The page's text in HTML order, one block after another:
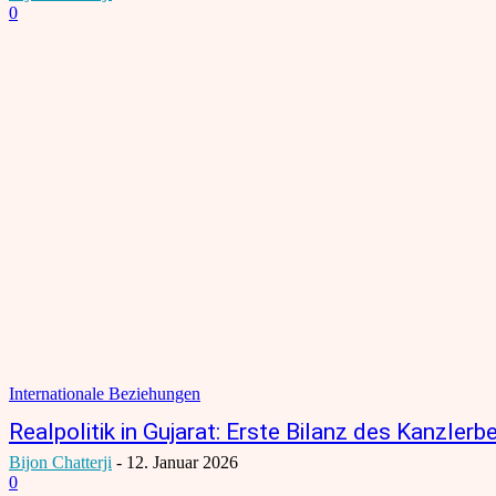
0
Internationale Beziehungen
Realpolitik in Gujarat: Erste Bilanz des
Bijon Chatterji - 12. Januar 2026
0